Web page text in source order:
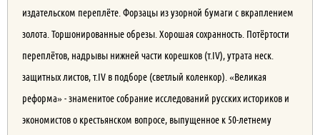
издательском переплёте. Форзацы из узорной бумаги с вкраплением
золота. Торшонированные обрезы. Хорошая сохранность. Потёртости
переплётов, надрывы нижней части корешков (т.IV), утрата неск.
защитных листов, т.IV в подборе (светлый коленкор). «Великая
реформа» - знаменитое собрание исследований русских историков и
экономистов о крестьянском вопросе, выпущенное к 50-летнему